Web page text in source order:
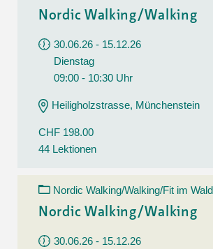
Nordic Walking/Walking
30.06.26 - 15.12.26
Dienstag
09:00 - 10:30 Uhr
Heiligholzstrasse, Münchenstein
CHF 198.00
44 Lektionen
Nordic Walking/Walking/Fit im
Nordic Walking/Walking
30.06.26 - 15.12.26